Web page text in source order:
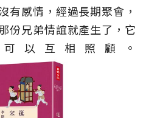
有感情，經過長期聚會，
份兄弟情誼就產生了，它
以互相照顧。